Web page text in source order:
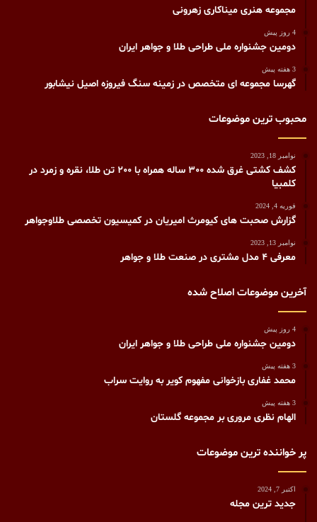
مجموعه هنری میناکاری زهرونی
4 روز پیش
دومین جشنواره ملی طراحی طلا و جواهر ایران
3 هفته پیش
گهرسا مجموعه ای متخصص در زمینه سنگ فیروزه اصیل نیشابور
محبوب ترین موضوعات
نوامبر 18, 2023
کشف کشتی غرق شده 300 ساله همراه با 200 تن طلا، نقره و زمرد در
کلمبیا
فوریه 4, 2024
گزارش صحبت های کیومرث امیریان در کمیسیون تخصصی طلاوجواهر
نوامبر 13, 2023
معرفی 4 مدل مشتری در صنعت طلا و جواهر
آخرین موضوعات اصلاح شده
4 روز پیش
دومین جشنواره ملی طراحی طلا و جواهر ایران
3 هفته پیش
محمد غفاری بازخوانی مفهوم کویر به روایت سراب
3 هفته پیش
الهام نظری مروری بر مجموعه گلستان
پر خواننده ترین موضوعات
اکتبر 7, 2024
جدید ترین مجله